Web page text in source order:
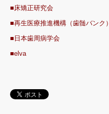
■床矯正研究会
■再生医療推進機構（歯髄バンク）
■日本歯周病学会
■elva